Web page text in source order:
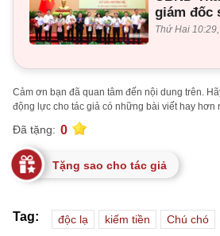
giám đốc
Thứ Hai
Cảm ơn bạn đã quan tâm đến nội dung trên.
động lực cho tác giả có những bài viết hay hơn
Đã tặng: 0
Tặng sao cho tác giả
Tag: độc lạ kiếm tiền Chú chó